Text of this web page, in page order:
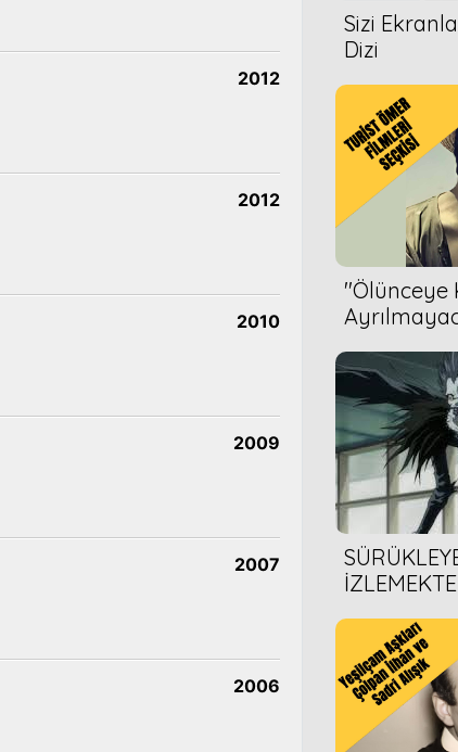
2012
2012
2010
2009
2007
2006
Sizi
Dizi
''Ölünceye
ÖNERİMİZ